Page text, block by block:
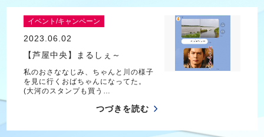
イベント/キャンペーン
2023.06.02
【芦屋中央】まるしぇ～
私のおさななじみ、ちゃんと川の様子
を見に行くおばちゃんになってた。
(大河のスタンプも買う…
つづきを読む